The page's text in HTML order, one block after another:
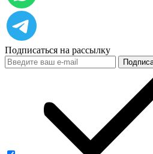
Подписаться на рассылку